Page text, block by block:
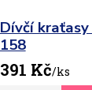
Dívčí
158
391 Kč/ks